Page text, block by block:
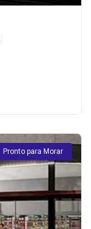
Pronto para Morar